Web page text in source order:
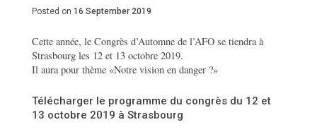
Posted on 16 September 2019
Cette année, le Congrès d’Automne de l’AFO se tiendra à
Strasbourg les 12 et 13 octobre 2019.
Il aura pour thème «Notre vision en danger ?»
Télécharger le programme du congrès du 12 et
13 octobre 2019 à Strasbourg